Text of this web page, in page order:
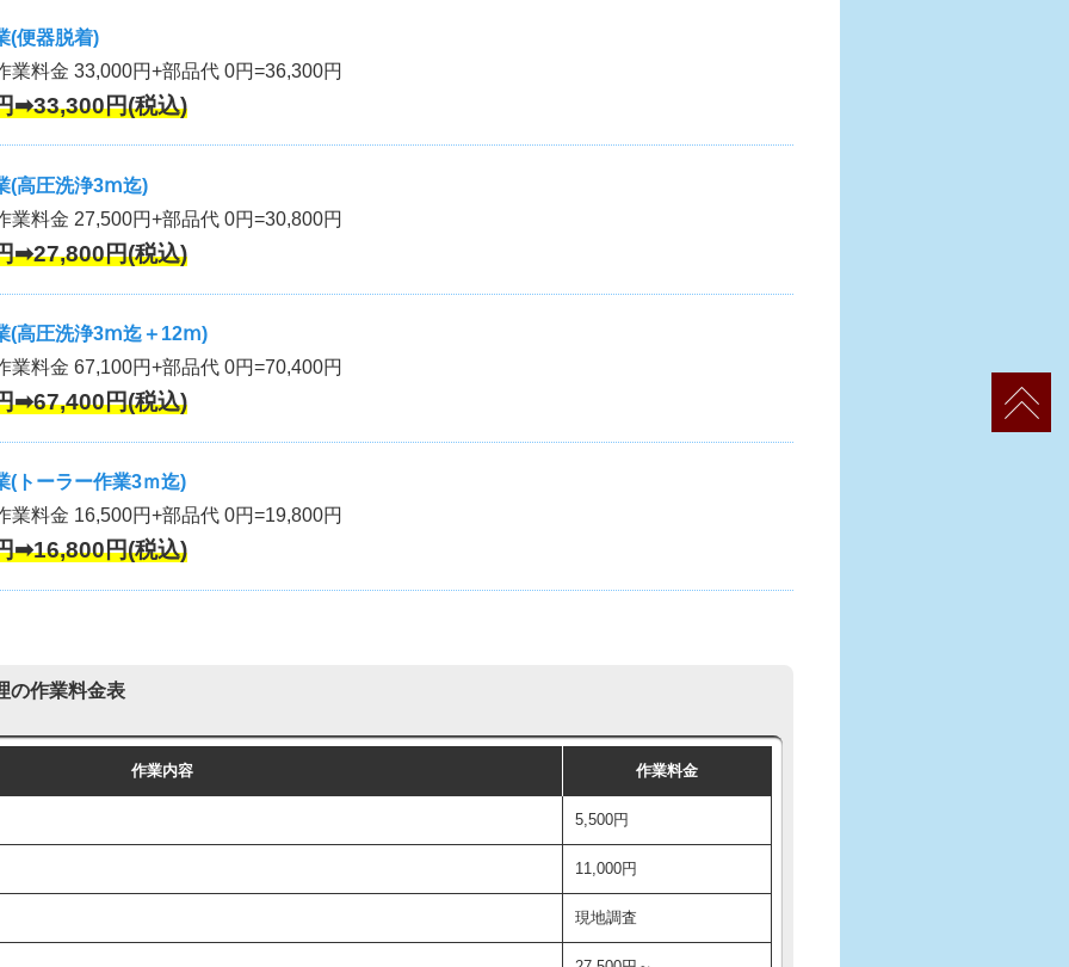
(便器脱着)
業料金 33,000円+部品代 0円=36,300円
➡33,300円(税込)
(高圧洗浄3ⅿ迄)
業料金 27,500円+部品代 0円=30,800円
➡27,800円(税込)
(高圧洗浄3ⅿ迄＋12ⅿ)
業料金 67,100円+部品代 0円=70,400円
➡67,400円(税込)
(トーラー作業3ｍ迄)
業料金 16,500円+部品代 0円=19,800円
➡16,800円(税込)
の作業料金表
作業内容 作業料金
5,500円
11,000円
現地調査